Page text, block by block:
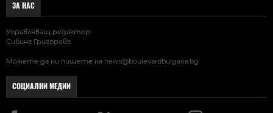
ЗА НАС
Управляващ редактор:
Сибина Григорова
Можете да ни пишете на news@boulevardbulgaria.bg
СОЦИАЛНИ МЕДИИ